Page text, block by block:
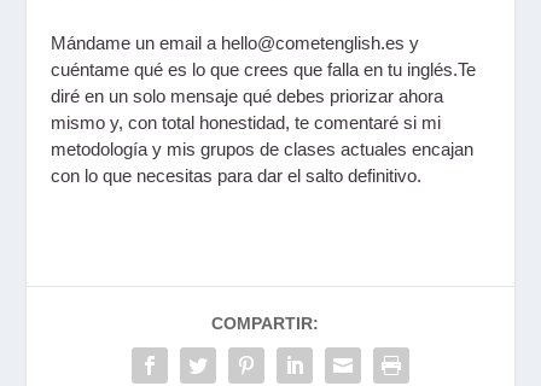
Mándame un email a hello@cometenglish.es y
cuéntame qué es lo que crees que falla en tu inglés.Te
diré en un solo mensaje qué debes priorizar ahora
mismo y, con total honestidad, te comentaré si mi
metodología y mis grupos de clases actuales encajan
con lo que necesitas para dar el salto definitivo.
COMPARTIR: